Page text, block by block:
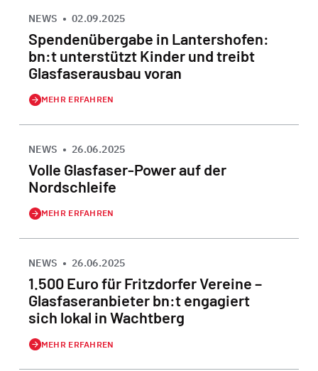
NEWS • 02.09.2025
Spendenübergabe in Lantershofen:
bn:t unterstützt Kinder und treibt
Glasfaserausbau voran
MEHR ERFAHREN
NEWS • 26.06.2025
Volle Glasfaser-Power auf der
Nordschleife
MEHR ERFAHREN
NEWS • 26.06.2025
1.500 Euro für Fritzdorfer Vereine –
Glasfaseranbieter bn:t engagiert
sich lokal in Wachtberg
MEHR ERFAHREN